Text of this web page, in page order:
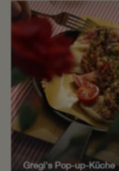
Gregi's Pop-up-Küche